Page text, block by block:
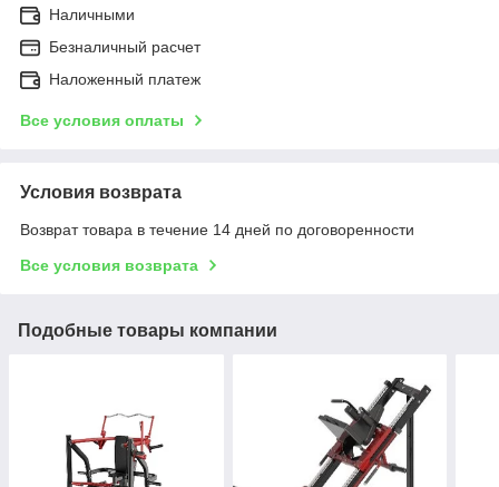
Наличными
Безналичный расчет
Наложенный платеж
Все условия оплаты
Условия возврата
Возврат товара в течение 14 дней по договоренности
Все условия возврата
Подобные товары компании